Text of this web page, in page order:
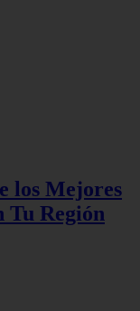
los Mejores
Tu Región